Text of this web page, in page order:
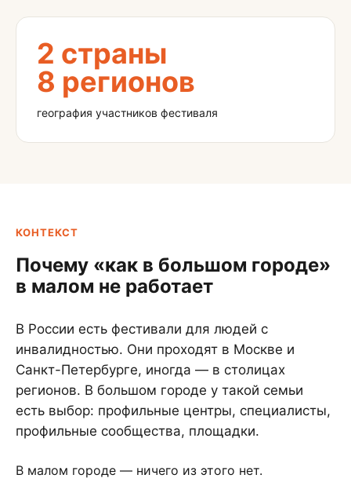
2 страны
8 регионов
география участников фестиваля
КОНТЕКСТ
Почему «как в большом городе»
в малом не работает
В России есть фестивали для людей с
инвалидностью. Они проходят в Москве и
Санкт-Петербурге, иногда — в столицах
регионов. В большом городе у такой семьи
есть выбор: профильные центры, специалисты,
профильные сообщества, площадки.
В малом городе — ничего из этого нет.